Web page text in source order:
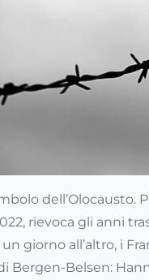
rievoca gli anni
giorno all’altro, i
Belsen: